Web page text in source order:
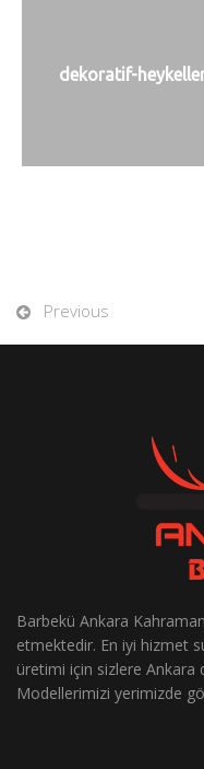
dekoratif-
Previous
Barbekü Ankara
etmektedir. En iyi hizmet
üretimi için sizlere Ankara
Modellerimizi yerimizde